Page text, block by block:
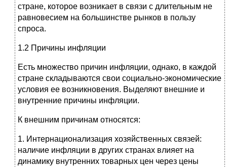
стране, которое возникает в связи с длительным не
равновесием на большинстве рынков в пользу
спроса.
1.2 Причины инфляции
Есть множество причин инфляции, однако, в каждой
стране складываются свои социально-экономические
условия ее возникновения. Выделяют внешние и
внутренние причины инфляции.
К внешним причинам относятся:
1. Интернационализация хозяйственных связей:
наличие инфляции в других странах влияет на
динамику внутренних товарных цен через цены